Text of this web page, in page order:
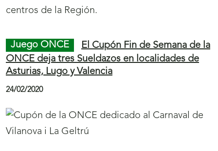
centros de la Región.
Juego ONCE
El Cupón Fin de Semana de la
ONCE deja tres Sueldazos en localidades de
Asturias, Lugo y Valencia
24/02/2020